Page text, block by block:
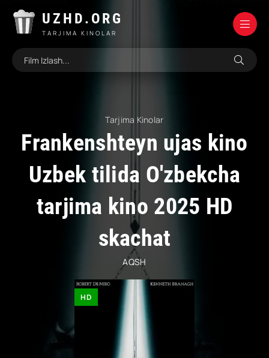
UZHD.ORG
TARJIMA KINOLAR
Tarjima Kinolar
Frankenshteyn ujas kino
Uzbek tilida O'zbekcha
tarjima kino 2025 HD
skachat
AQSH
HD